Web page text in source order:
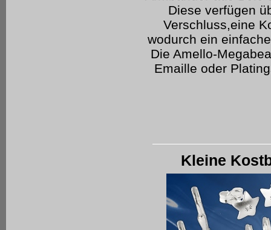
Diese verfügen
Verschluss,eine
wodurch ein
Die Amello-
Emaille oder
Kleine